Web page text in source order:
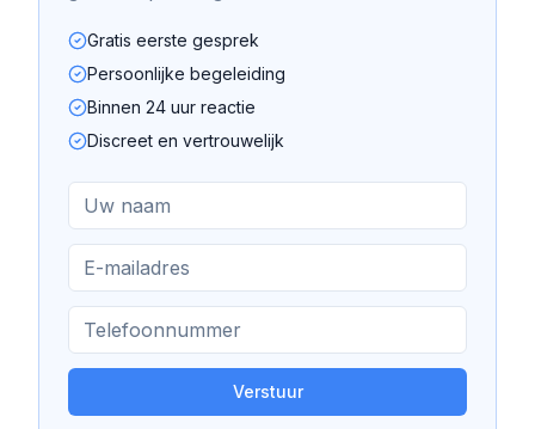
Gratis eerste gesprek
Persoonlijke begeleiding
Binnen 24 uur reactie
Discreet en vertrouwelijk
Verstuur